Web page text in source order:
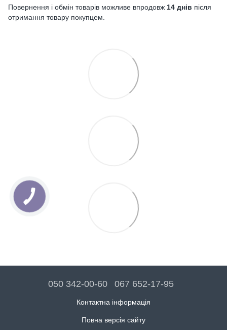
Повернення і обмін товарів можливе впродовж 14 днів після
отримання товару покупцем.
050 342-00-60 067 652-17-95
Контактна інформація
Повна версія сайту